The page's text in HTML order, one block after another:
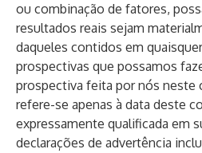
ou combinação de fatores,
resultados reais sejam
daqueles contidos em
prospectivas que possamos
prospectiva feita por nós neste
refere-se apenas à data deste
expressamente qualificada em
declarações de advertência